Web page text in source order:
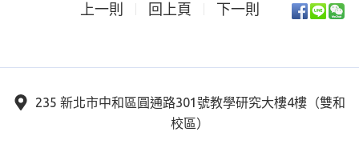
上一則 回上頁 下一則
235 新北市中和區圓通路301號教學研究大樓4樓（雙和
校區）